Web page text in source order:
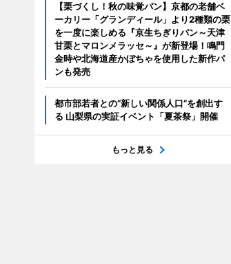
【栗づくし！秋の味覚パン】京都の老舗ベ
ーカリー「グランディール」より2種類の栗
を一度に楽しめる『京生ちぎりパン～天津
甘栗とマロンメラッセ～』が新登場！鳴門
金時や北海道産かぼちゃを使用した新作パ
ンも発売
都市部若者との“新しい関係人口”を創出す
る 山梨県の実証イベント「夏茶祭」開催
もっと見る